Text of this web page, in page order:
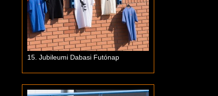
15. Jubileumi Dabasi Futónap